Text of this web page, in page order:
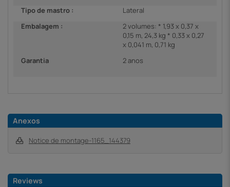
Tipo de mastro :
Lateral
Embalagem :
2 volumes: * 1,93 x 0,37 x
0,15 m, 24,3 kg * 0,33 x 0,27
x 0,041 m, 0,71 kg
Garantia
2 anos
Anexos
Notice de montage-1165_144379
Reviews